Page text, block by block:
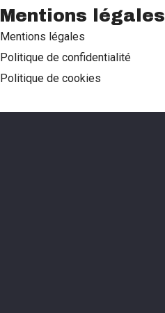
Mentions légales
Mentions légales
Politique de confidentialité
Politique de cookies